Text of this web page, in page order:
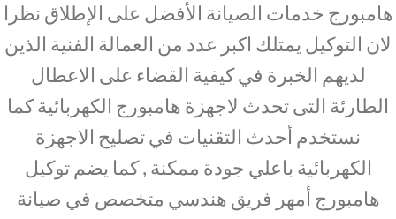
هامبورج خدمات الصيانة الأفضل على الإطلاق نظرا
لان التوكيل يمتلك اكبر عدد من العمالة الفنية الذين
لديهم الخبرة في كيفية القضاء على الاعطال
الطارئة التى تحدث لاجهزة هامبورج الكهربائية كما
نستخدم أحدث التقنيات في تصليح الاجهزة
الكهربائية باعلي جودة ممكنة , كما يضم توكيل
هامبورج أمهر فريق هندسي متخصص في صيانة